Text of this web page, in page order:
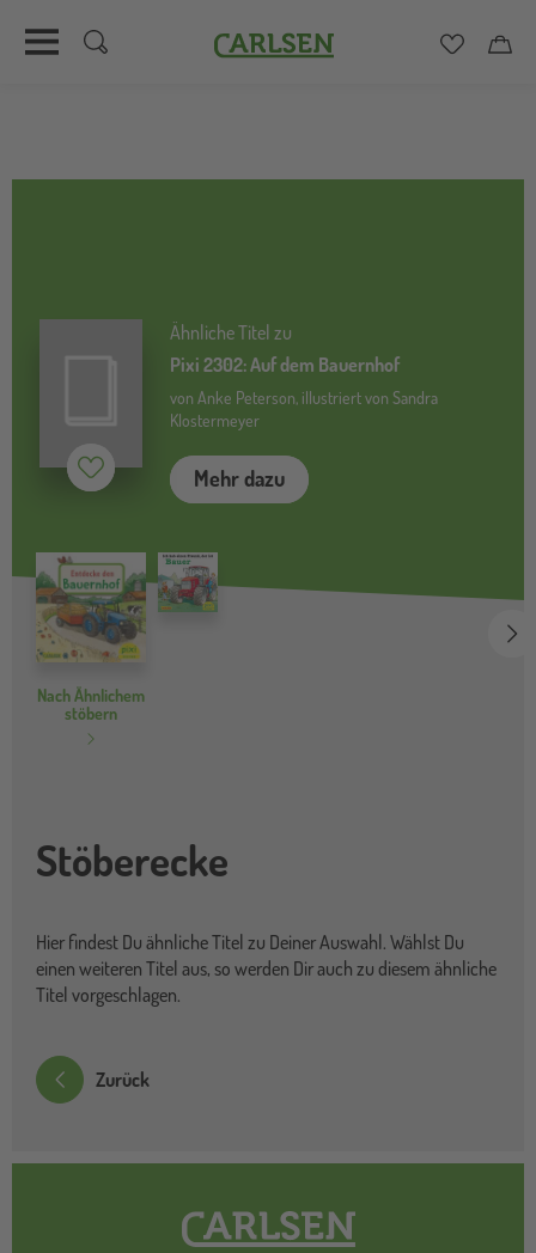
Carlsen
Ähnliche Titel zu
Pixi 2302: Auf dem Bauernhof
von Anke Peterson, illustriert von Sandra
Klostermeyer
Mehr dazu
Merken ( inaktiv)
Nach Ähnlichem
stöbern
Stöberecke
Hier findest Du ähnliche Titel zu Deiner Auswahl. Wählst Du
einen weiteren Titel aus, so werden Dir auch zu diesem ähnliche
Titel vorgeschlagen.
Zurück